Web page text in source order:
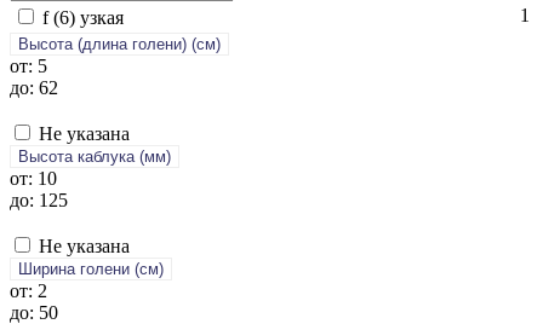
f (6) уз­кая 1
Высота (длина голени) (cм)
от: 5
до: 62
Не указана
Высота каблука (мм)
от: 10
до: 125
Не указана
Ширина голени (см)
от: 2
до: 50